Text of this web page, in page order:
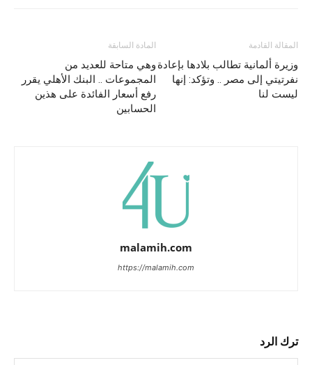
المادة السابقة
وهي متاحة للعديد من
المجموعات .. البنك الأهلي يقرر
رفع أسعار الفائدة على هذين
الحسابين
المقالة القادمة
وزيرة ألمانية تطالب بلادها بإعادة
نفرتيتي إلى مصر .. وتؤكد: إنها
ليست لنا
malamih.com
https://malamih.com
ترك الرد